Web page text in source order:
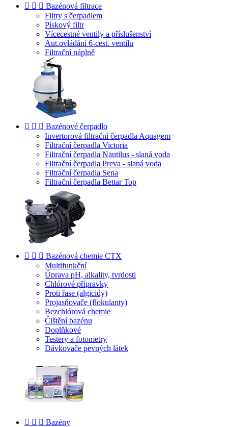
   Bazénová filtrace
Filtry s čerpadlem
Pískový filtr
Vícecestné ventily a příslušenství
Aut.ovládání 6-cest. ventilu
Filtrační náplně
   Bazénové čerpadlo
Invertorová filtrační čerpadla Aquagem
Filtrační čerpadla Victoria
Filtrační čerpadla Nautilus - slaná voda
Filtrační čerpadla Preva - slaná voda
Filtrační čerpadla Sena
Filtrační čerpadla Bettar Top
   Bazénová chemie CTX
Multifunkční
Úprava pH, alkality, tvrdosti
Chlórové přípravky
Proti řase (algicidy)
Projasňovače (flokulanty)
Bezchlórová chemie
Čištění bazénu
Doplňkové
Testery a fotometry
Dávkovače pevných látek
   Bazény